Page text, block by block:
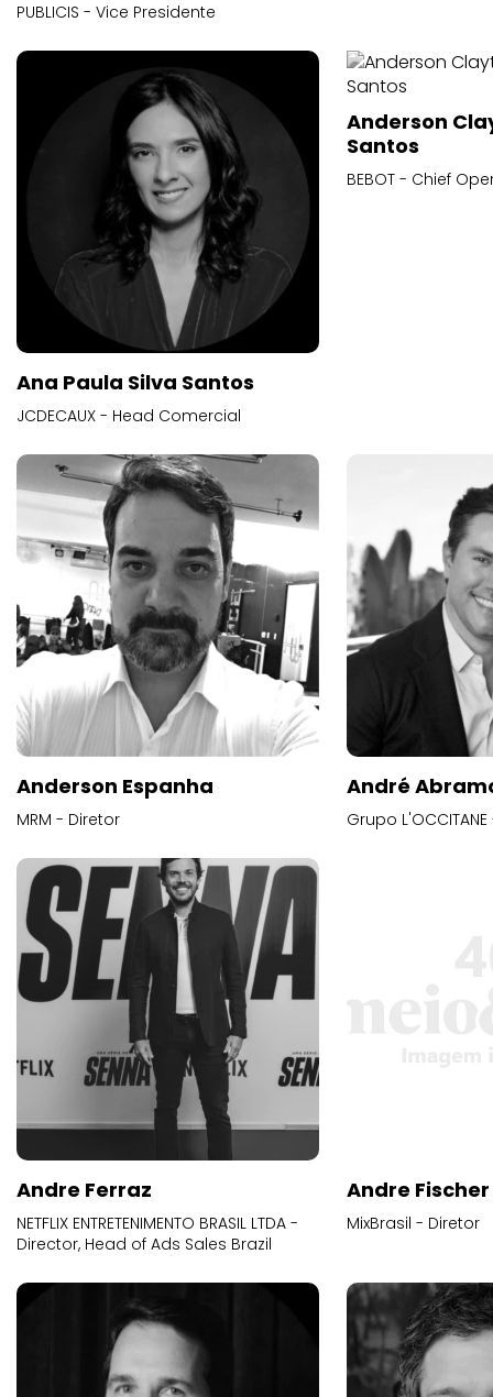
PUBLICIS - Vice Presidente
Ana Paula Silva Santos
JCDECAUX - Head Comercial
Anderson
Santos
BEBOT - Chief
Anderson Espanha
MRM - Diretor
André
Grupo
Andre Ferraz
NETFLIX ENTRETENIMENTO BRASIL LTDA -
Director, Head of Ads Sales Brazil
Andre Fischer
MixBrasil - Diretor